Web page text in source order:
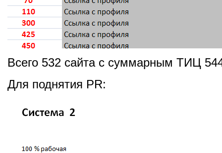
Всего 532 сайта с суммарным ТИЦ
Для поднятия PR: